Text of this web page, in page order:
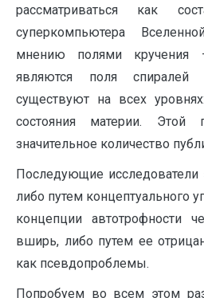
рассматриваться как
суперкомпьютера
мнению полями кручения
являются поля спиралей
существуют на всех
состояния материи. Этой
значительное количество
Последующие
либо путем концептуального
концепции автотрофности
вширь, либо путем ее
как псевдопроблемы.
Попробуем во всем этом